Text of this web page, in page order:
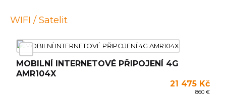
WIFI / Satelit
MOBILNÍ INTERNETOVÉ PŘIPOJENÍ 4G
AMR104X
21 475 Kč
860 €